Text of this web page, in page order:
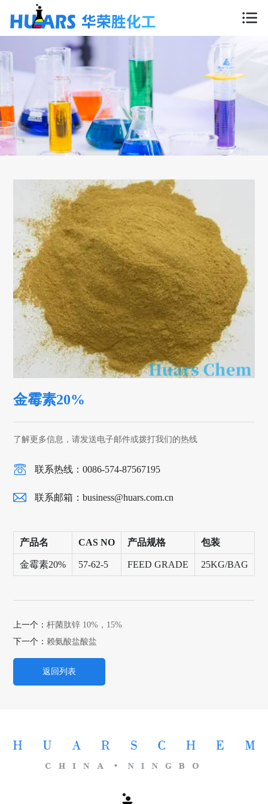
金霉素20%
了解更多信息，请发送电子邮件或拨打我们的热线
联系热线：0086-574-87567195
联系邮箱：business@huars.com.cn
产品名 CAS NO 产品规格 包装
金霉素20% 57-62-5 FEED GRADE 25KG/BAG
上一个：杆菌肽锌 10%，15%
下一个： 赖氨酸盐酸盐
返回列表